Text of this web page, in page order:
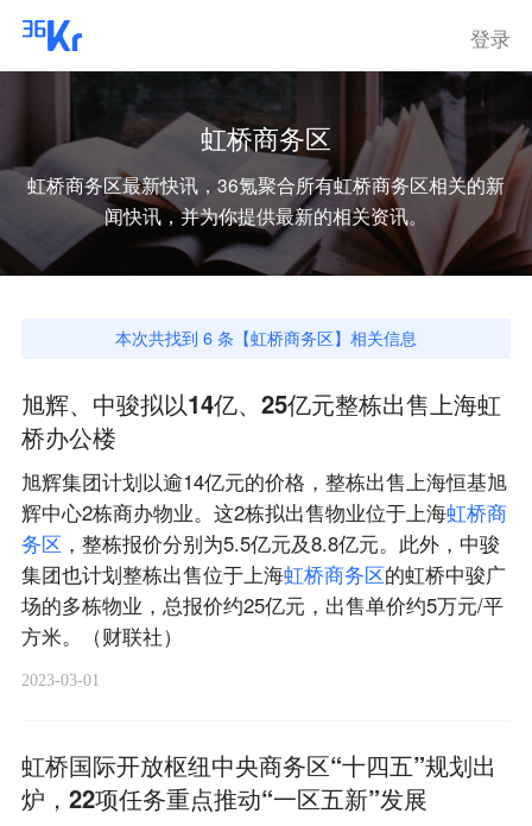
登录
虹桥商务区
虹桥商务区最新快讯，36氪聚合所有虹桥商务区相关的新
闻快讯，并为你提供最新的相关资讯。
本次共找到 6 条【虹桥商务区】相关信息
旭辉、中骏拟以14亿、25亿元整栋出售上海虹
桥办公楼
旭辉集团计划以逾14亿元的价格，整栋出售上海恒基旭
辉中心2栋商办物业。这2栋拟出售物业位于上海虹桥商
务区 ，整栋报价分别为5.5亿元及8.8亿元。此外，中骏
集团也计划整栋出售位于上海虹桥商务区的虹桥中骏广
场的多栋物业，总报价约25亿元，出售单价约5万元/平
方米。（财联社）
2023-03-01
虹桥国际开放枢纽中央商务区“十四五”规划出
炉，22项任务重点推动“一区五新”发展